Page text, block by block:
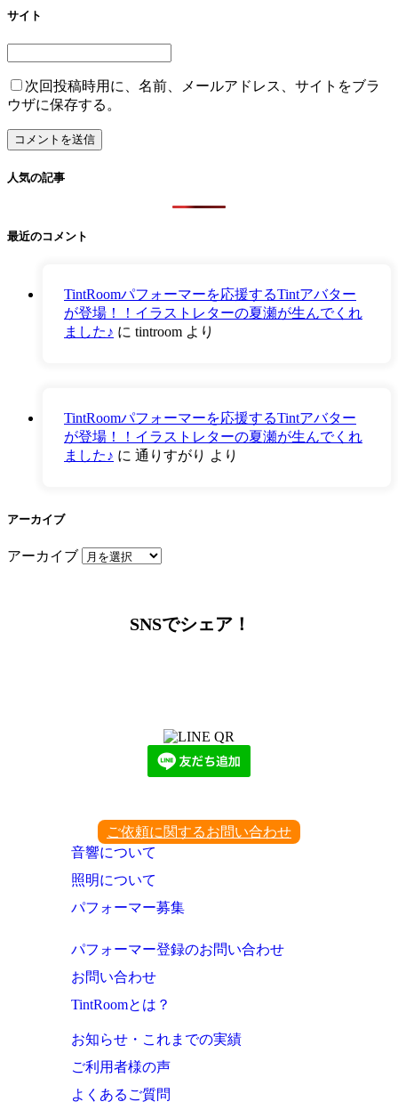
サイト
次回投稿時用に、名前、メールアドレス、サイトをブラ
ウザに保存する。
人気の記事
最近のコメント
TintRoomパフォーマーを応援するTintアバター
が登場！！イラストレターの夏瀬が生んでくれ
ました♪ に tintroom より
TintRoomパフォーマーを応援するTintアバター
が登場！！イラストレターの夏瀬が生んでくれ
ました♪ に 通りすがり より
アーカイブ
アーカイブ
SNSでシェア！
ご依頼に関するお問い合わせ
音響について
照明について
パフォーマー募集
パフォーマー登録のお問い合わせ
お問い合わせ
TintRoomとは？
お知らせ・これまでの実績
ご利用者様の声
よくあるご質問